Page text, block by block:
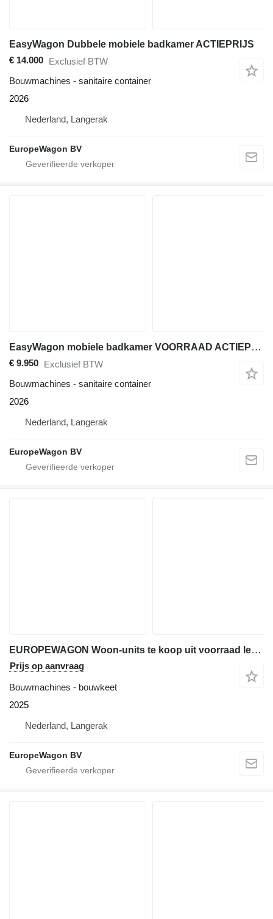
EasyWagon Dubbele mobiele badkamer ACTIEPRIJS
€ 14.000 Exclusief BTW
Bouwmachines - sanitaire container
2026
Nederland, Langerak
EuropeWagon BV
EasyWagon mobiele badkamer VOORRAAD ACTIEPRIJS
€ 9.950 Exclusief BTW
Bouwmachines - sanitaire container
2026
Nederland, Langerak
EuropeWagon BV
EUROPEWAGON Woon-units te koop uit voorraad leverbaar Type 730 D
Prijs op aanvraag
Bouwmachines - bouwkeet
2025
Nederland, Langerak
EuropeWagon BV